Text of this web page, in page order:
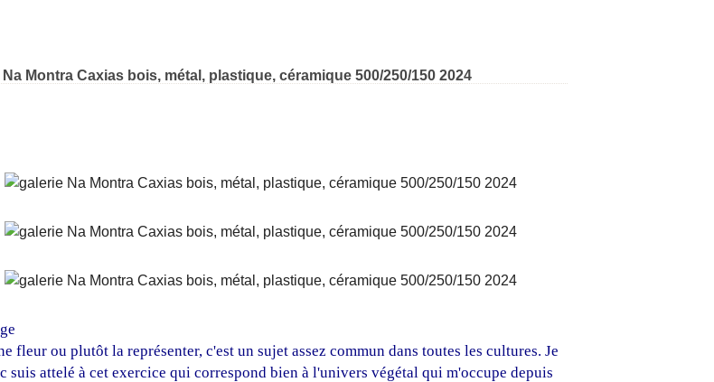
Montra Caxias bois, métal, plastique, céramique 500/250/150 2024
fleur ou plutôt la représenter, c'est un sujet assez commun dans toutes les cultures. Je
suis attelé à cet exercice qui correspond bien à l'univers végétal qui m'occupe depuis